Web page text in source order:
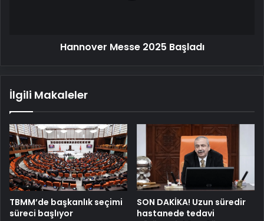
Hannover Messe 2025 Başladı
İlgili Makaleler
TBMM’de başkanlık seçimi
süreci başlıyor
SON DAKİKA! Uzun süredir
hastanede tedavi